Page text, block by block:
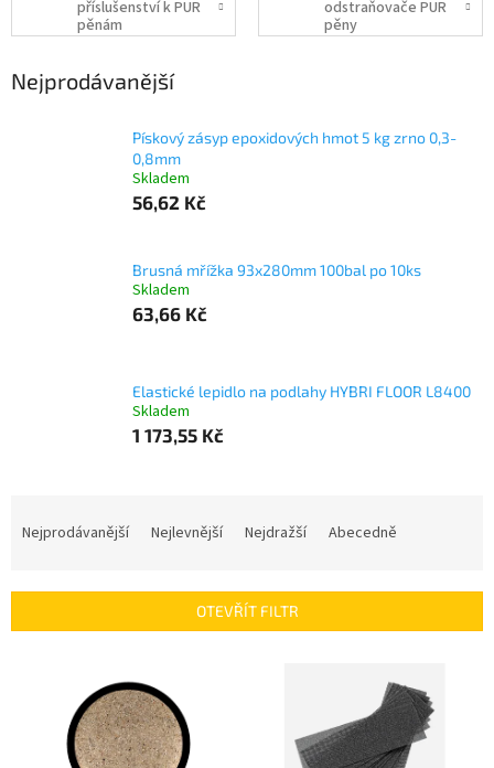
příslušenství k PUR
pěnám
odstraňovače PUR
pěny
Nejprodávanější
Pískový zásyp epoxidových hmot 5 kg zrno 0,3-
0,8mm
Skladem
56,62 Kč
Brusná mřížka 93x280mm 100bal po 10ks
Skladem
63,66 Kč
Elastické lepidlo na podlahy HYBRI FLOOR L8400
Skladem
1 173,55 Kč
í
Nejprodávanější Nejlevnější Nejdražší Abecedně
OTEVŘÍT FILTR